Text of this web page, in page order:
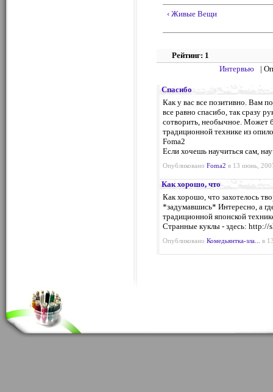
‹ Живые Вещи
Рейтинг: 1
Интервью
|
Спасибо
Как у вас все позитивно. Вам
все равно спасибо, так сразу
сотворить, необычное. Может
традиционной технике из
Foma2
Если хочешь научиться сам,
Опубликовано Foma2 в 13 июнь,
Как хорошо, что
Как хорошо, что захотелось
*задумавшись* Интересно, а
традиционной японской
Странные куклы - здесь:
Опубликовано Комедьянтка-зла... в